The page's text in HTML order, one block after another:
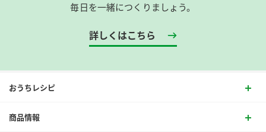
毎日を一緒につくりましょう。
詳しくはこちら
おうちレシピ
商品情報